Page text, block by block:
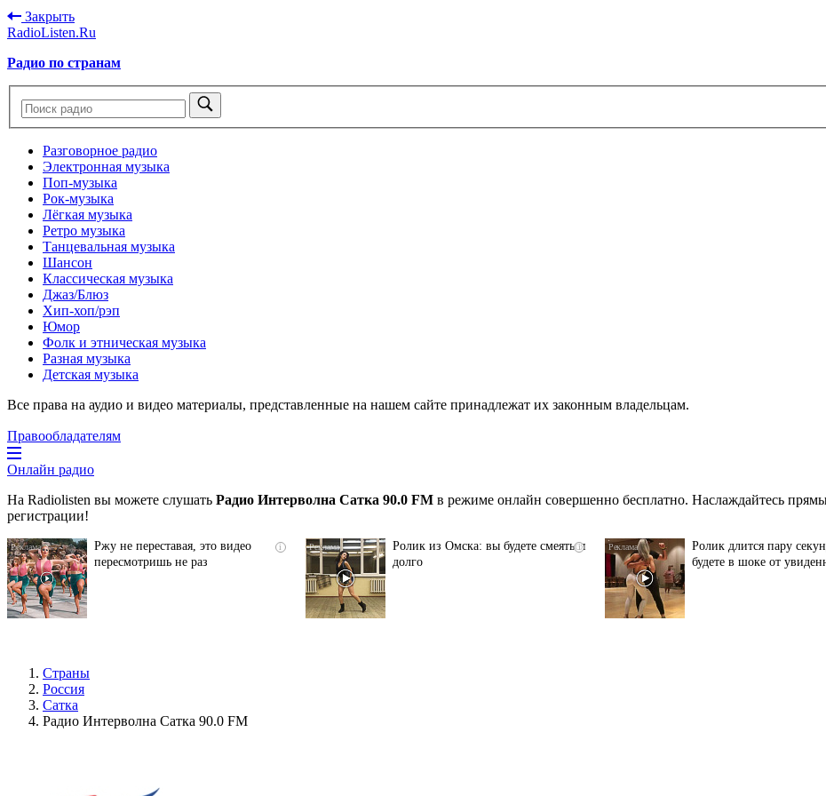
Закрыть
RadioListen.Ru
Радио по странам
Разговорное радио
Электронная музыка
Поп-музыка
Рок-музыка
Лёгкая музыка
Ретро музыка
Танцевальная музыка
Шансон
Классическая музыка
Джаз/Блюз
Хип-хоп/рэп
Юмор
Фолк и этническая музыка
Разная музыка
Детская музыка
Все права на аудио и видео материалы, представленные на нашем сайте принадлежат их законным владельцам.
Правообладателям
Онлайн радио
На Radiolisten вы можете слушать Радио Интерволна Сатка 90.0 FM в режиме онлайн совершенно бесплатно. Наслаждайтесь
регистрации!
i
Ржу не переставая, это видео
пересмотришь не раз
i
Ролик из Омска: вы будете смеяться
долго
Ролик длится пару
будете в шоке от
Страны
Россия
Сатка
Радио Интерволна Сатка 90.0 FM